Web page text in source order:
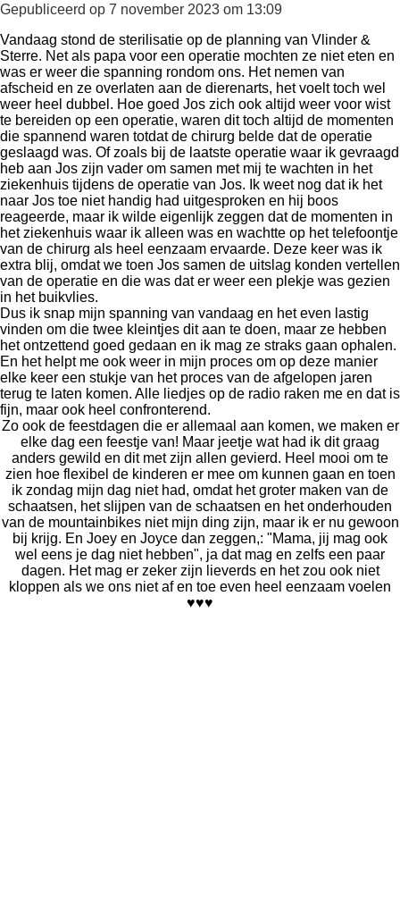
Gepubliceerd op 7 november 2023 om 13:09
Vandaag stond de sterilisatie op de planning van Vlinder &
Sterre. Net als papa voor een operatie mochten ze niet eten en
was er weer die spanning rondom ons. Het nemen van
afscheid en ze overlaten aan de dierenarts, het voelt toch wel
weer heel dubbel. Hoe goed Jos zich ook altijd weer voor wist
te bereiden op een operatie, waren dit toch altijd de momenten
die spannend waren totdat de chirurg belde dat de operatie
geslaagd was. Of zoals bij de laatste operatie waar ik gevraagd
heb aan Jos zijn vader om samen met mij te wachten in het
ziekenhuis tijdens de operatie van Jos. Ik weet nog dat ik het
naar Jos toe niet handig had uitgesproken en hij boos
reageerde, maar ik wilde eigenlijk zeggen dat de momenten in
het ziekenhuis waar ik alleen was en wachtte op het telefoontje
van de chirurg als heel eenzaam ervaarde. Deze keer was ik
extra blij, omdat we toen Jos samen de uitslag konden vertellen
van de operatie en die was dat er weer een plekje was gezien
in het buikvlies.
Dus ik snap mijn spanning van vandaag en het even lastig
vinden om die twee kleintjes dit aan te doen, maar ze hebben
het ontzettend goed gedaan en ik mag ze straks gaan ophalen.
En het helpt me ook weer in mijn proces om op deze manier
elke keer een stukje van het proces van de afgelopen jaren
terug te laten komen. Alle liedjes op de radio raken me en dat is
fijn, maar ook heel confronterend.
Zo ook de feestdagen die er allemaal aan komen, we maken er
elke dag een feestje van! Maar jeetje wat had ik dit graag
anders gewild en dit met zijn allen gevierd. Heel mooi om te
zien hoe flexibel de kinderen er mee om kunnen gaan en toen
ik zondag mijn dag niet had, omdat het groter maken van de
schaatsen, het slijpen van de schaatsen en het onderhouden
van de mountainbikes niet mijn ding zijn, maar ik er nu gewoon
bij krijg. En Joey en Joyce dan zeggen,: "Mama, jij mag ook
wel eens je dag niet hebben", ja dat mag en zelfs een paar
dagen. Het mag er zeker zijn lieverds en het zou ook niet
kloppen als we ons niet af en toe even heel eenzaam voelen
♥♥♥